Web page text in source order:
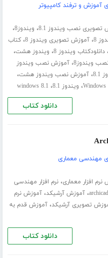
آموزش و ترفند کامپیوتر
تصویری نصب ویندوز 8.1 ، ویندوز8 ،
8 ،آموزش تصویری ویندوز 8 ،کتاب
،دانلودکتاب ویندوز 8 ، ویندوز هشت،
ویندوز8 ،آموزش نصب ویندوز
،آموزش نصب ویندوز هشت،
Windows، ویندوز 8.1 ، windows 8.1
دانلود کتاب
مهندسی معماری
افزار معماری،نرم افزار مهندسی
،آموزش آرشیکد،آموزش نرم
تصویری آرشیکد،آموزش قدم به
دانلود کتاب